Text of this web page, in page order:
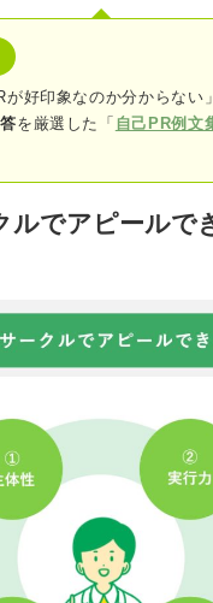
が好印象なのか分からない
を厳選した「 自己PR例文
ルでアピールで